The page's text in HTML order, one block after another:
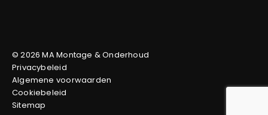
© 2026 MA Montage & Onderhoud
Privacybeleid
Algemene voorwaarden
Cookiebeleid
Sitemap